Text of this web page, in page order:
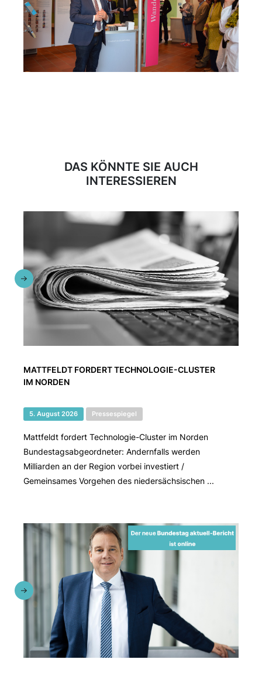
DAS KÖNNTE SIE AUCH
INTERESSIEREN
MATTFELDT FORDERT TECHNOLOGIE-CLUSTER
IM NORDEN
5. August 2026 Pressespiegel
Mattfeldt fordert Technologie-Cluster im Norden
Bundestagsabgeordneter: Andernfalls werden
Milliarden an der Region vorbei investiert /
Gemeinsames Vorgehen des niedersächsischen ...